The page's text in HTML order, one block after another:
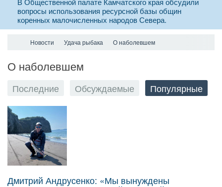
вопросы использования ресурсной базы общин
коренных малочисленных народов Севера.
Новости Удача рыбака О наболевшем
О наболевшем
Последние Обсуждаемые Популярные
Дмитрий Андрусенко: «Мы вынуждены